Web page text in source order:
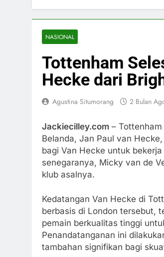
NASIONAL
Tottenham
Hecke dari
Agustina Situmorang 2 Bulan
Jackiecilley.com –
Belanda, Jan Paul van
bagi Van Hecke untuk
senegaranya, Micky van de
klub asalnya.
Kedatangan Van Hecke di
berbasis di London tersebut,
pemain berkualitas tinggi
Penandatanganan ini
tambahan signifikan bagi